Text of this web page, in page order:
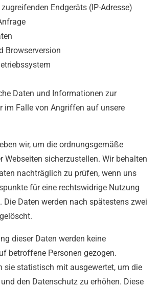
Endgeräts (IP-Adresse)
Browserversion
Daten und Informationen zur
im Falle von Angriffen auf unsere
wir, um die ordnungsgemäße
Webseiten sicherzustellen. Wir behalten
nachträglich zu prüfen, wenn uns
für eine rechtswidrige Nutzung
Die Daten werden nach spätestens zwei
dieser Daten werden keine
betroffene Personen gezogen.
sie statistisch mit ausgewertet, um die
den Datenschutz zu erhöhen. Diese